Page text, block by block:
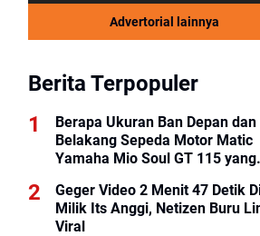
Advertorial lainnya
Berita Terpopuler
Berapa Ukuran Ban Depan dan
Belakang Sepeda Motor Matic
Yamaha Mio Soul GT 115 yang
Geger Video 2 Menit 47 Detik
Milik Its Anggi, Netizen Buru
Viral